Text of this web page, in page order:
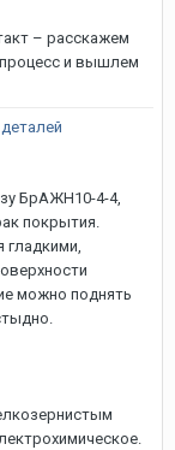
– расскажем
и вышлем
БрАЖН10-4-4,
покрытия.
гладкими,
можно поднять